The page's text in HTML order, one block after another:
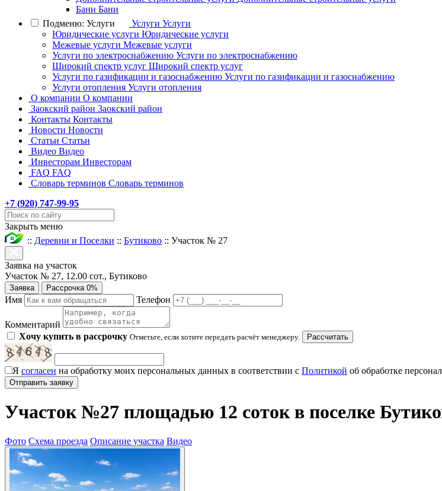
Бани Бани
Подменю: Услуги
Услуги Услуги
Юридические услуги Юридические услуги
Межевые услуги Межевые услуги
Услуги по электроснабжению Услуги по электроснабжению
Широкий спектр услуг Широкий спектр услуг
Услуги по газификации и газоснабжению Услуги по газификации и газоснабжению
Услуги отопления Услуги отопления
О компании О компании
Заокский район Заокский район
Контакты Контакты
Новости Новости
Статьи Статьи
Видео Видео
Инвесторам Инвесторам
FAQ FAQ
Словарь терминов Словарь терминов
+7 (920) 747-99-95
Закрыть меню
:: Деревни и Поселки :: Бутиково :: Участок № 27
Заявка на участок
Участок № 27, 12.00 сот., Бутиково
Заявка Рассрочка 0%
Имя Телефон
Комментарий
Хочу купить в рассрочку Отметьте, если хотите передать расчёт менеджеру. Рассчитать
Я согласен на обработку моих персональных данных в соответствии с Политикой об обработке
Участок №27 площадью 12 соток в поселке
Фото Схема проезда Описание участка Видео